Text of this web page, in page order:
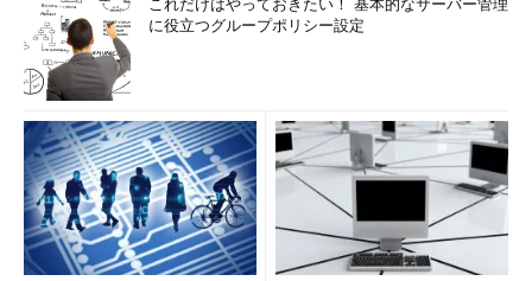
これだけはやっておきたい！ 基本的なサーバー管理
に役立つグループポリシー設定